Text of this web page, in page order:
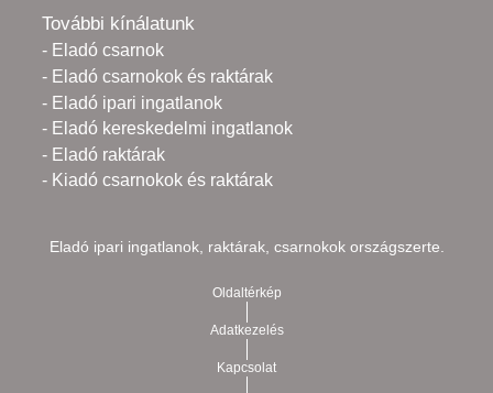
További kínálatunk
- Eladó csarnok
- Eladó csarnokok és raktárak
- Eladó ipari ingatlanok
- Eladó kereskedelmi ingatlanok
- Eladó raktárak
- Kiadó csarnokok és raktárak
Eladó ipari ingatlanok, raktárak, csarnokok országszerte.
Oldaltérkép
Adatkezelés
Kapcsolat